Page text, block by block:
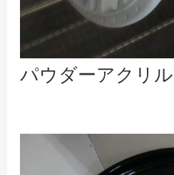
パウダーアクリ